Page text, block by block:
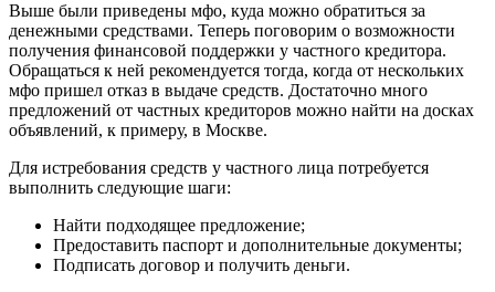
Выше были приведены мфо, куда можно обратиться за
денежными средствами. Теперь поговорим о возможности
получения финансовой поддержки у частного кредитора.
Обращаться к ней рекомендуется тогда, когда от нескольких
мфо пришел отказ в выдаче средств. Достаточно много
предложений от частных кредиторов можно найти на досках
объявлений, к примеру, в Москве.
Для истребования средств у частного лица потребуется
выполнить следующие шаги:
Найти подходящее предложение;
Предоставить паспорт и дополнительные документы;
Подписать договор и получить деньги.